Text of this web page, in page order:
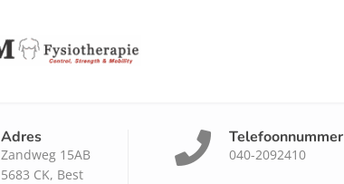
Adres
Zandweg 15AB
5683 CK, Best
Telefoonnummer
040-2092410